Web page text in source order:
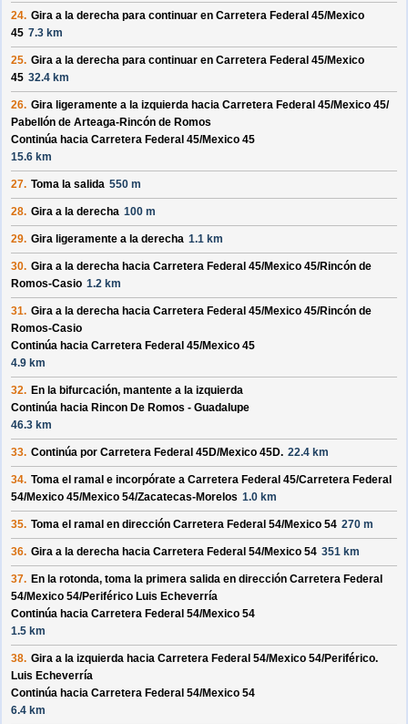
24. Gira a la derecha para continuar en Carretera Federal 45/Mexico
45 7.3 km
25. Gira a la derecha para continuar en Carretera Federal 45/Mexico
45 32.4 km
26. Gira ligeramente a la izquierda hacia Carretera Federal 45/Mexico 45/
Pabellón de Arteaga-Rincón de Romos
Continúa hacia Carretera Federal 45/Mexico 45
15.6 km
27. Toma la salida 550 m
28. Gira a la derecha 100 m
29. Gira ligeramente a la derecha 1.1 km
30. Gira a la derecha hacia Carretera Federal 45/Mexico 45/Rincón de
Romos-Casio 1.2 km
31. Gira a la derecha hacia Carretera Federal 45/Mexico 45/Rincón de
Romos-Casio
Continúa hacia Carretera Federal 45/Mexico 45
4.9 km
32. En la bifurcación, mantente a la izquierda
Continúa hacia Rincon De Romos - Guadalupe
46.3 km
33. Continúa por Carretera Federal 45D/Mexico 45D. 22.4 km
34. Toma el ramal e incorpórate a Carretera Federal 45/Carretera Federal
54/Mexico 45/Mexico 54/Zacatecas-Morelos 1.0 km
35. Toma el ramal en dirección Carretera Federal 54/Mexico 54 270 m
36. Gira a la derecha hacia Carretera Federal 54/Mexico 54 351 km
37. En la rotonda, toma la primera salida en dirección Carretera Federal
54/Mexico 54/Periférico Luis Echeverría
Continúa hacia Carretera Federal 54/Mexico 54
1.5 km
38. Gira a la izquierda hacia Carretera Federal 54/Mexico 54/Periférico.
Luis Echeverría
Continúa hacia Carretera Federal 54/Mexico 54
6.4 km